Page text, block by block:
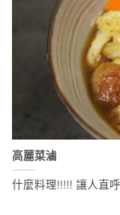
高麗菜滷
什麼料理!!!!! 讓人直